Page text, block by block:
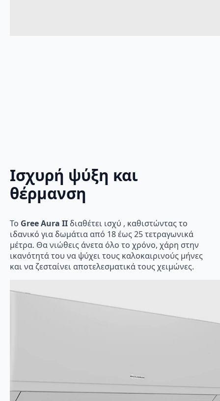
Ισχυρή ψύξη και
θέρμανση
Το Gree Aura II διαθέτει ισχύ , καθιστώντας το
ιδανικό για δωμάτια από 18 έως 25 τετραγωνικά
μέτρα. Θα νιώθεις άνετα όλο το χρόνο, χάρη στην
ικανότητά του να ψύχει τους καλοκαιρινούς μήνες
και να ζεσταίνει αποτελεσματικά τους χειμώνες.